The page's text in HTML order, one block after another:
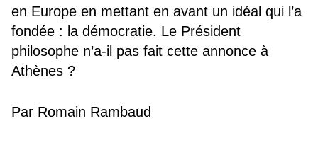
en Europe en mettant en avant un idéal qui l’a
fondée : la démocratie. Le Président
philosophe n’a-il pas fait cette annonce à
Athènes ?
Par Romain Rambaud